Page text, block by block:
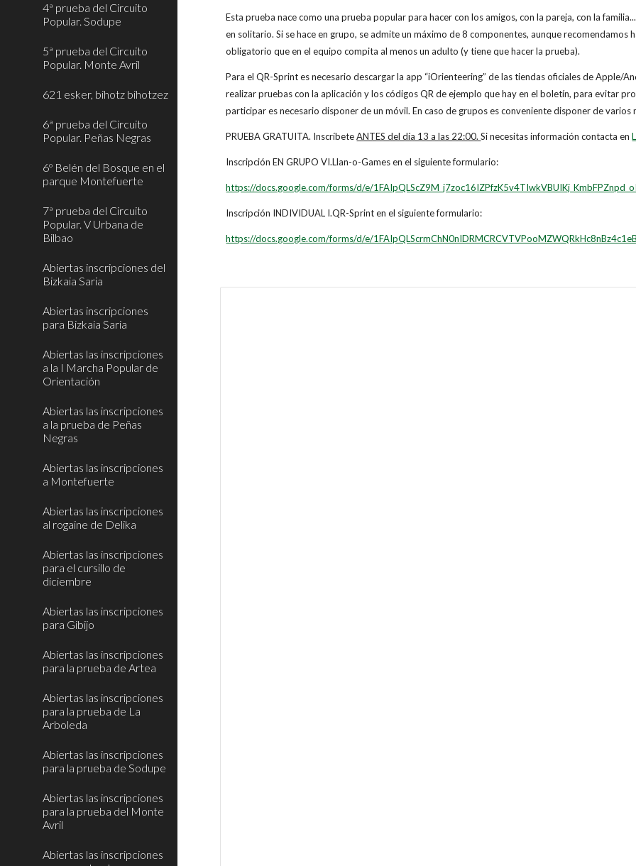
4ª prueba del Circuito
Popular. Sodupe
5ª prueba del Circuito
Popular. Monte Avril
621 esker, bihotz bihotzez
6ª prueba del Circuito
Popular. Peñas Negras
6º Belén del Bosque en el
parque Montefuerte
7ª prueba del Circuito
Popular. V Urbana de
Bilbao
Abiertas inscripciones del
Bizkaia Saria
Abiertas inscripciones
para Bizkaia Saria
Abiertas las inscripciones
a la I Marcha Popular de
Orientación
Abiertas las inscripciones
a la prueba de Peñas
Negras
Abiertas las inscripciones
a Montefuerte
Abiertas las inscripciones
al rogaine de Delika
Abiertas las inscripciones
para el cursillo de
diciembre
Abiertas las inscripciones
para Gibijo
Abiertas las inscripciones
para la prueba de Artea
Abiertas las inscripciones
para la prueba de La
Arboleda
Abiertas las inscripciones
para la prueba de Sodupe
Abiertas las inscripciones
para la prueba del Monte
Avril
Abiertas las inscripciones
Esta prueba nace como una prueba popular para hacer con los amigos, con la pareja, con la
en solitario. Si se hace en grupo, se admite un máximo de 8 componentes, aunque recomendamos
obligatorio que en el equipo compita al menos un adulto (y tiene que hacer la prueba).
Para el QR-Sprint es necesario descargar la app “iOrienteering” de las tiendas oficiales de Apple/
realizar pruebas con la aplicación y los códigos QR de ejemplo que hay en el boletín, para evitar
participar es necesario disponer de un móvil. En caso de grupos es conveniente disponer de varios
PRUEBA GRATUITA. InscríbeteANTES del día 13 a las 22:00.Si necesitas información contacta en
Inscripción EN GRUPO VI.Llan-o-Games en el siguiente formulario:
https://docs.google.com/forms/d/e/
Inscripción INDIVIDUAL I.QR-Sprint en el siguiente formulario:
https://docs.google.com/forms/d/e/